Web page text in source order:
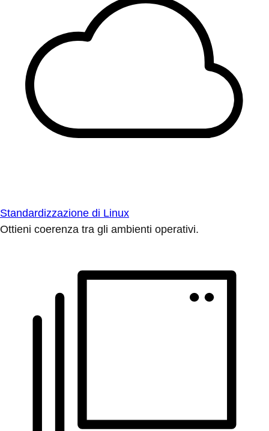
Standardizzazione di Linux
Ottieni coerenza tra gli ambienti operativi.